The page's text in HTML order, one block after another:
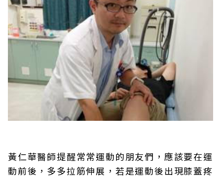
黃仁華醫師提醒常常運動的朋友們，應該要在運
動前後，多多拉筋伸展，若是運動後出現膝蓋疼